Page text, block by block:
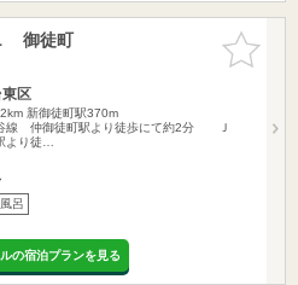
お気に入
りに追加
御徒町
区
新御徒町駅370m
線 仲御徒町駅より徒歩にて約2分 Ｊ
より徒…
呂
の宿泊プランを見る